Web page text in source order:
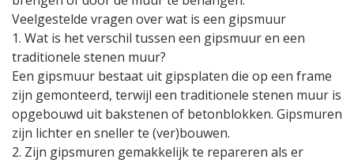
Veelgestelde vragen over wat is een gipsmuur
1. Wat is het verschil tussen een gipsmuur en een
traditionele stenen muur?
Een gipsmuur bestaat uit gipsplaten die op een frame
zijn gemonteerd, terwijl een traditionele stenen muur is
opgebouwd uit bakstenen of betonblokken. Gipsmuren
zijn lichter en sneller te (ver)bouwen.
2. Zijn gipsmuren gemakkelijk te repareren als er